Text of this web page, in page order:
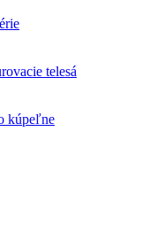
telesá
kúpeľne